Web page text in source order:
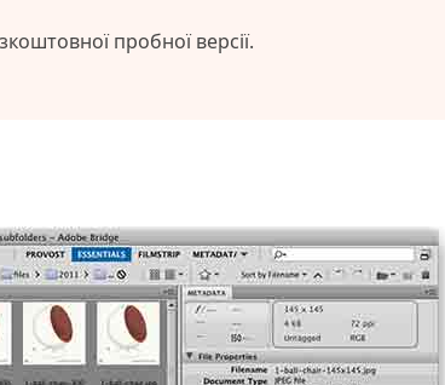
пробної версії.